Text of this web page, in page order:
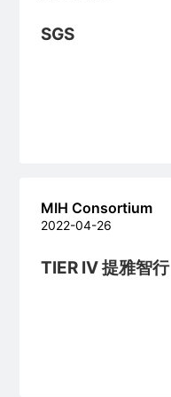
SGS
MIH Consortium
2022-04-26
TIER IV 提雅智行